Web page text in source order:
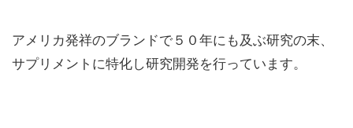
アメリカ発祥のブランドで５０年にも及ぶ研究の末、
サプリメントに特化し研究開発を行っています。